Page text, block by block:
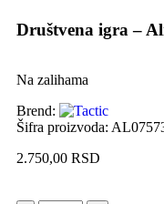
Društvena igra –
Na zalihama
Brend:
Šifra proizvoda:
2.750,00 RSD